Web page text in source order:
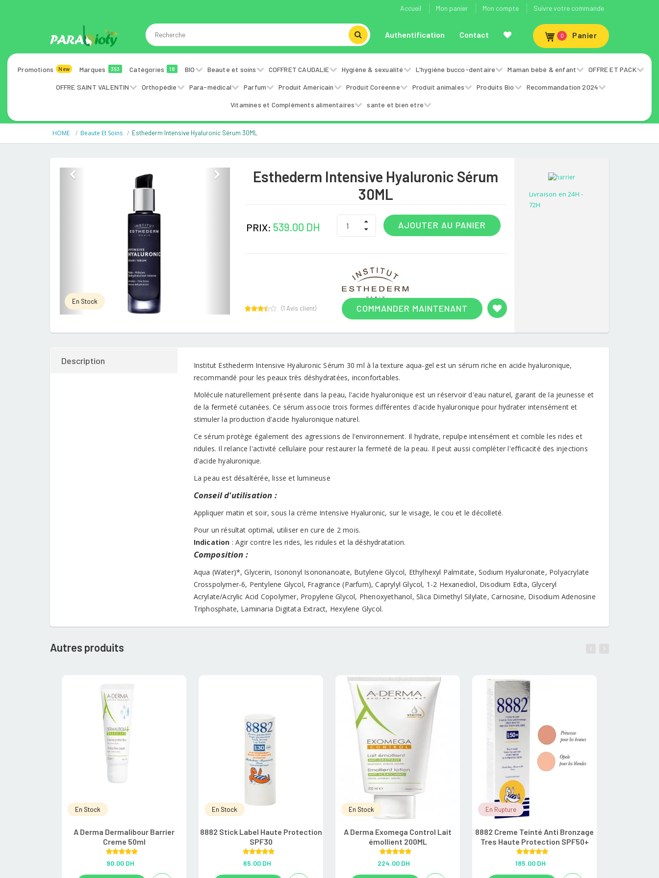
Accueil Mon panier Mon compte Suivre votre commande
Authentification Contact 0 Panier
Promotions New Marques 393 Catégories 18 BIO Beaute et soins COFFRET CAUDALIE Hygiène & sexualité L'hygiène bucco-dentaire Maman bébé & enfant OFFRE ET PACK
OFFRE SAINT VALENTIN Orthopédie Para-médical Parfum Produit Américain Produit Coréenne Produit animales Produits Bio Recommandation 2024
Vitamines et Compléments alimentaires sante et bien etre
HOME Beaute Et Soins Esthederm Intensive Hyaluronic Sérum 30ML
Previous
En Stock
Esthederm Intensive Hyaluronic Sérum
30ML
PRIX: 539.00 DH AJOUTER AU PANIER
COMMANDER MAINTENANT
out of
rating
(1 Avis client)
Livraison en 24H -
72H
Description
Institut Esthederm Intensive Hyaluronic Sérum 30 ml à la texture aqua-gel est un sérum riche en acide hyaluronique,
recommandé pour les peaux très déshydratées, inconfortables.
Molécule naturellement présente dans la peau, l'acide hyaluronique est un réservoir d'eau naturel, garant de la jeunesse et
de la fermeté cutanées. Ce sérum associe trois formes différentes d'acide hyaluronique pour hydrater intensément et
stimuler la production d'acide hyaluronique naturel.
Ce sérum protège également des agressions de l'environnement. Il hydrate, repulpe intensément et comble les rides et
ridules. Il relance l'activité cellulaire pour restaurer la fermeté de la peau. Il peut aussi compléter l'efficacité des injections
d'acide hyaluronique.
La peau est désaltérée, lisse et lumineuse
Conseil d'utilisation :
Appliquer matin et soir, sous la crème Intensive Hyaluronic, sur le visage, le cou et le décolleté.
Pour un résultat optimal, utiliser en cure de 2 mois.
Indication : Agir contre les rides, les ridules et la déshydratation.
Composition :
Aqua (Water)*, Glycerin, Isononyl Isononanoate, Butylene Glycol, Ethylhexyl Palmitate, Sodium Hyaluronate, Polyacrylate
Crosspolymer-6, Pentylene Glycol, Fragrance (Parfum), Caprylyl Glycol, 1-2 Hexanediol, Disodium Edta, Glyceryl
Acrylate/Acrylic Acid Copolymer, Propylene Glycol, Phenoxyethanol, Slica Dimethyl Silylate, Carnosine, Disodium Adenosine
Triphosphate, Laminaria Digitata Extract, Hexylene Glycol.
Autres produits
En Stock
A Derma Dermalibour Barrier
Creme 50ml
Rated5.00
out of 5
90.00 DH
En Stock
8882 Stick Label Haute Protection
SPF30
Rated5.00
out of 5
65.00 DH
En Stock
A Derma Exomega Control Lait
émollient 200ML
Rated 5.00
out of 5
224.00 DH
En Rupture
8882 Creme Teinté Anti Bronzage
Tres Haute Protection SPF50+
Rated 5.00
out of 5
185.00 DH